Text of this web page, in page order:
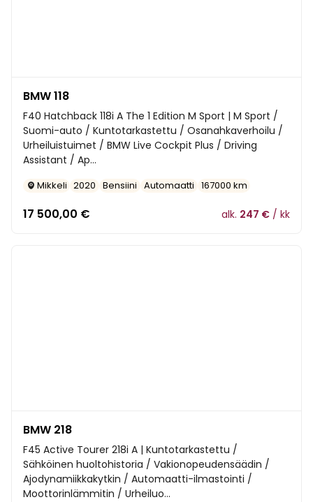
BMW 118
F40 Hatchback 118i A The 1 Edition M Sport | M Sport /
Suomi-auto / Kuntotarkastettu / Osanahkaverhoilu /
Urheiluistuimet / BMW Live Cockpit Plus / Driving
Assistant / Ap...
Mikkeli 2020 Bensiini Automaatti 167000 km
17 500,00 € alk. 247 € / kk
BMW 218
F45 Active Tourer 218i A | Kuntotarkastettu /
Sähköinen huoltohistoria / Vakionopeudensäädin /
Ajodynamiikkakytkin / Automaatti-ilmastointi /
Moottorinlämmitin / Urheiluo...